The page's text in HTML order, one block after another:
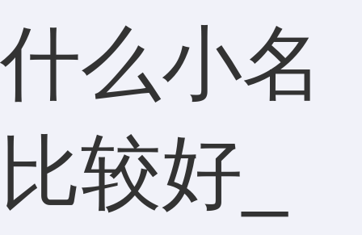
什么小名
比较好_